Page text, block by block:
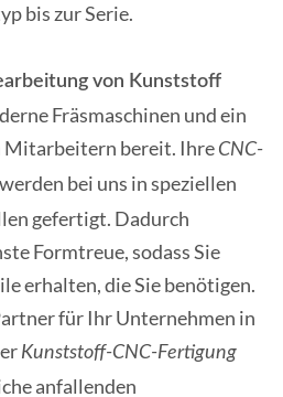
bis zur Serie.
von Kunststoff
Fräsmaschinen und ein
Mitarbeitern bereit. Ihre CNC-
bei uns in speziellen
gefertigt. Dadurch
Formtreue, sodass Sie
erhalten, die Sie benötigen.
für Ihr Unternehmen in
Kunststoff-CNC-Fertigung
anfallenden